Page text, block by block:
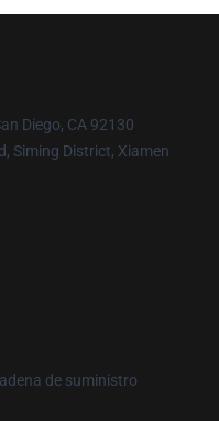
Diego, CA 92130
Siming District, Xiamen
de suministro